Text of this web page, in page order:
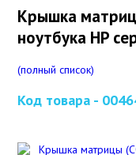
Крышка
ноутбука HP
(полный список)
Код товара -